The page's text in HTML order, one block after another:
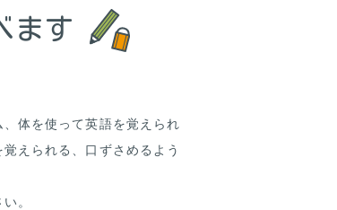
ます
体を使って英語を覚えられ
えられる、口ずさめるよう
。